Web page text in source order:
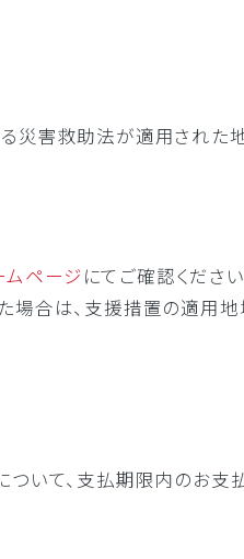
害救助法が適用された
ムページ にてご確認ください
合は、支援措置の適用地
いて、支払期限内のお